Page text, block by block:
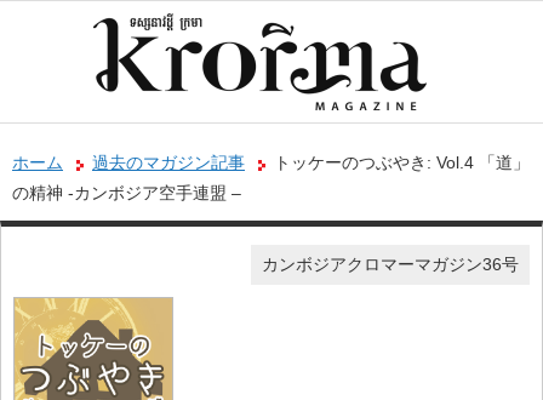
ホーム 過去のマガジン記事
トッケーのつぶやき: Vol.4 「道」
の精神 -カンボジア空手連盟 –
カンボジアクロマーマガジン36号